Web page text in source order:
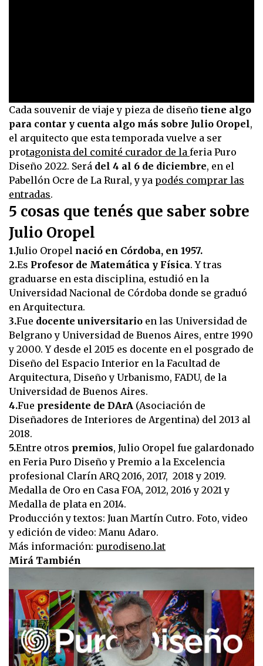
0
seconds
of
1
minute,
11
seconds
Cada souvenir de viaje y pieza de diseño tiene algo
para contar y cuenta algo más sobre Julio Oropel,
el arquitecto que esta temporada vuelve a ser
protagonista del comité curador de la feria Puro
Diseño 2022. Será del 4 al 6 de diciembre, en el
Pabellón Ocre de La Rural, y ya podés comprar las
entradas.
5 cosas que tenés que saber sobre
Julio Oropel
1.Julio Oropel nació en Córdoba, en 1957.
2.Es Profesor de Matemática y Física. Y tras
graduarse en esta disciplina, estudió en la
Universidad Nacional de Córdoba donde se graduó
en Arquitectura.
3.Fue docente universitario en las Universidad de
Belgrano y Universidad de Buenos Aires, entre 1990
y 2000. Y desde el 2015 es docente en el posgrado de
Diseño del Espacio Interior en la Facultad de
Arquitectura, Diseño y Urbanismo, FADU, de la
Universidad de Buenos Aires.
4.Fue presidente de DArA (Asociación de
Diseñadores de Interiores de Argentina) del 2013 al
2018.
5.Entre otros premios, Julio Oropel fue galardonado
en Feria Puro Diseño y Premio a la Excelencia
profesional Clarín ARQ 2016, 2017, 2018 y 2019.
Medalla de Oro en Casa FOA, 2012, 2016 y 2021 y
Medalla de plata en 2014.
Producción y textos: Juan Martín Cutro. Foto, video
y edición de video: Manu Adaro.
Más información: purodiseno.lat
Mirá También